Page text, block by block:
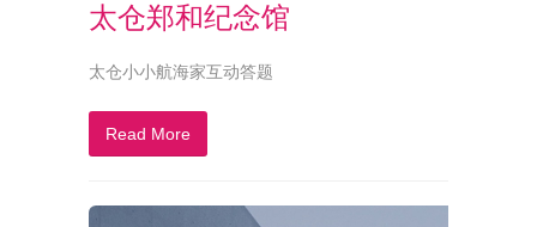
太仓郑和纪念馆
太仓小小航海家互动答题
Read More